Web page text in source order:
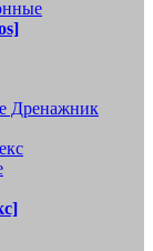
Дренажник